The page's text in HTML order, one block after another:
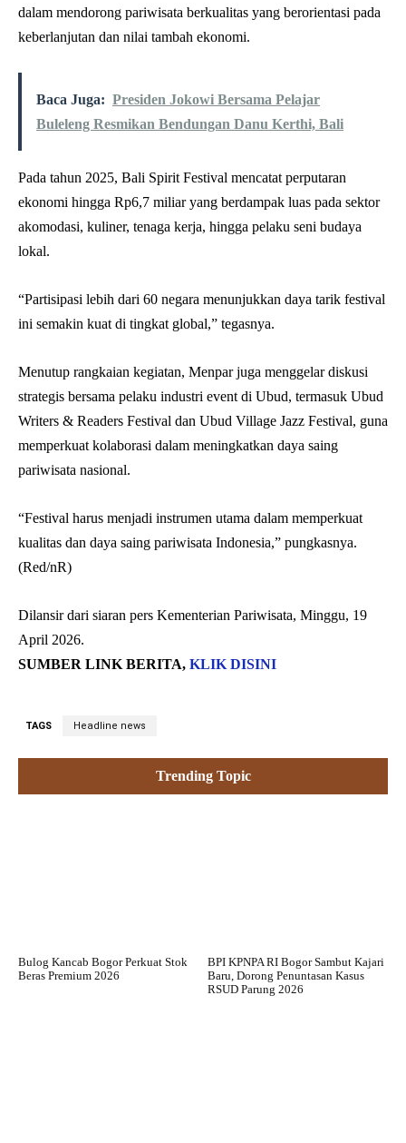
dalam mendorong pariwisata berkualitas yang berorientasi pada
keberlanjutan dan nilai tambah ekonomi.
Baca Juga: Presiden Jokowi Bersama Pelajar
Buleleng Resmikan Bendungan Danu Kerthi, Bali
Pada tahun 2025, Bali Spirit Festival mencatat perputaran
ekonomi hingga Rp6,7 miliar yang berdampak luas pada sektor
akomodasi, kuliner, tenaga kerja, hingga pelaku seni budaya
lokal.
“Partisipasi lebih dari 60 negara menunjukkan daya tarik festival
ini semakin kuat di tingkat global,” tegasnya.
Menutup rangkaian kegiatan, Menpar juga menggelar diskusi
strategis bersama pelaku industri event di Ubud, termasuk Ubud
Writers & Readers Festival dan Ubud Village Jazz Festival, guna
memperkuat kolaborasi dalam meningkatkan daya saing
pariwisata nasional.
“Festival harus menjadi instrumen utama dalam memperkuat
kualitas dan daya saing pariwisata Indonesia,” pungkasnya.
(Red/nR)
Dilansir dari siaran pers Kementerian Pariwisata, Minggu, 19
April 2026.
SUMBER LINK BERITA, KLIK DISINI
TAGS Headline news
Trending Topic
Bulog Kancab Bogor Perkuat Stok
Beras Premium 2026
BPI KPNPA RI Bogor Sambut Kajari
Baru, Dorong Penuntasan Kasus
RSUD Parung 2026